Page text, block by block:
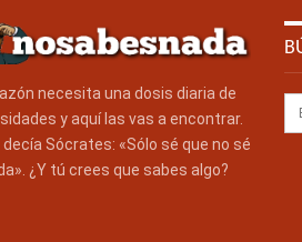
necesita una dosis diaria de
y aquí las vas a encontrar.
decía Sócrates: «Sólo sé que no sé
¿Y tú crees que sabes algo?